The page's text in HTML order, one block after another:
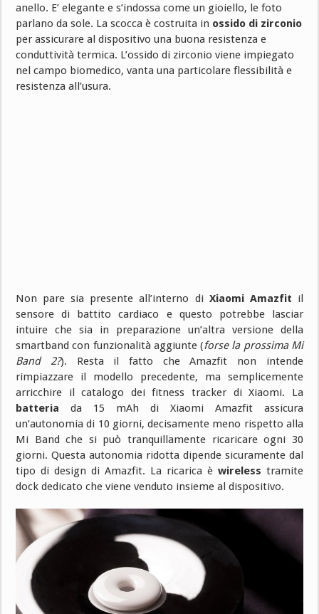
anello. E’ elegante e s’indossa come un gioiello, le foto
parlano da sole. La scocca è costruita in ossido di zirconio
per assicurare al dispositivo una buona resistenza e
conduttività termica. L’ossido di zirconio viene impiegato
nel campo biomedico, vanta una particolare flessibilità e
resistenza all’usura.
Non pare sia presente all’interno di Xiaomi Amazfit il
sensore di battito cardiaco e questo potrebbe lasciar
intuire che sia in preparazione un’altra versione della
smartband con funzionalità aggiunte (forse la prossima Mi
Band 2?). Resta il fatto che Amazfit non intende
rimpiazzare il modello precedente, ma semplicemente
arricchire il catalogo dei fitness tracker di Xiaomi. La
batteriada 15 mAh di Xiaomi Amazfit assicura
un’autonomia di 10 giorni, decisamente meno rispetto alla
Mi Band che si può tranquillamente ricaricare ogni 30
giorni. Questa autonomia ridotta dipende sicuramente dal
tipo di design di Amazfit. La ricarica è wireless tramite
dock dedicato che viene venduto insieme al dispositivo.